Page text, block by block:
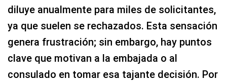
diluye anualmente para miles de solicitantes,
ya que suelen se rechazados. Esta sensación
genera frustración; sin embargo, hay puntos
clave que motivan a la embajada o al
consulado en tomar esa tajante decisión. Por